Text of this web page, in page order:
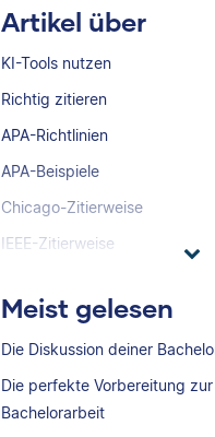
Artikel über
KI-Tools nutzen
Richtig zitieren
APA-Richtlinien
APA-Beispiele
Chicago-Zitierweise
IEEE-Zitierweise
Meist gelesen
Die Diskussion deiner
Die perfekte Vorbereitung
Bachelorarbeit